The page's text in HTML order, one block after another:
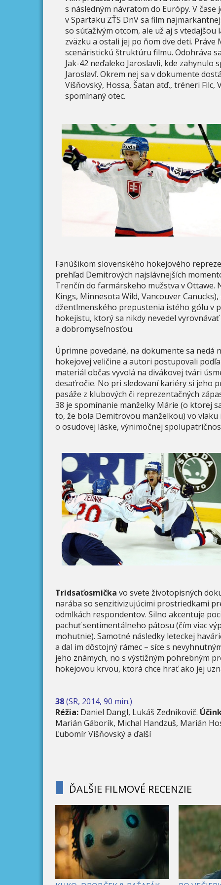
s následným návratom do Európy. V
v Spartaku ZŤS DnV sa film
so súťaživým otcom, ale už aj s
zväzku a ostali jej po ňom dve deti.
scenáristickú štruktúru filmu. Odohráva
Jak-42 neďaleko Jaroslavli, kde
Jaroslavľ. Okrem nej sa v dokumente
Višňovský, Hossa, Šatan atď., tréneri
spomínaný otec.
Fanúšikom slovenského hokejového
prehľad Demitrových najslávnejších
Trenčín do farmárskeho mužstva v Ottawe.
Kings, Minnesota Wild, Vancouver
džentlmenského prepustenia istého gólu v
hokejistu, ktorý sa nikdy nevedel
a dobromyseľnosťou.
Úprimne povedané, na dokumente sa
hokejovej veličine a autori postupovali
materiál občas vyvolá na divákovej tvári
desaťročie. No pri sledovaní kariéry si jeho
pasáže z klubových či reprezentačných
38 je spomínanie manželky Márie (o ktorej
to, že bola Demitrovou manželkou) vo vlaku
o osudovej láske, výnimočnej
Tridsaťosmička vo svete životopisných
narába so senzitivizujúcimi prostriedkami
odmlkách respondentov. Silno akcentuje
pachuť sentimentálneho pátosu (čím viac
mohutnie). Samotné následky leteckej
a dal im dôstojný rámec – síce s
jeho známych, no s výstižným pohrebným
hokejovou krvou, ktorá chce hrať ako jej
38(SR, 2014, 90 min.)
Réžia: Daniel Dangl, Lukáš Zednikovič.
Marián Gáborík, Michal Handzuš, Marián
Ľubomír Višňovský a ďalší
ĎALŠIE FILMOVÉ RECENZIE